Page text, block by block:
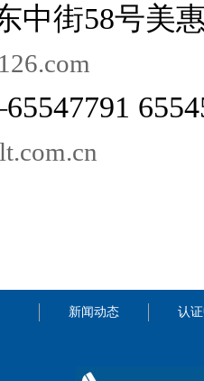
中街58号美
新闻动态 认